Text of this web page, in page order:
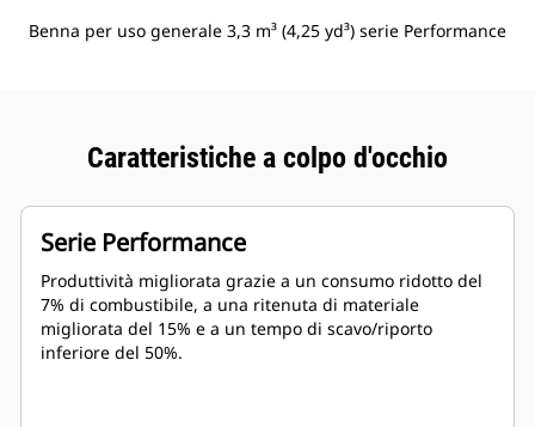
Benna per uso generale 3,3 m³ (4,25 yd³) serie Performance
Caratteristiche a colpo d'occhio
Serie Performance
Produttività migliorata grazie a un consumo ridotto del
7% di combustibile, a una ritenuta di materiale
migliorata del 15% e a un tempo di scavo/riporto
inferiore del 50%.